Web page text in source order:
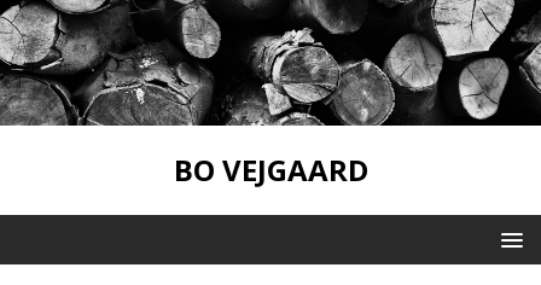
BO VEJGAARD